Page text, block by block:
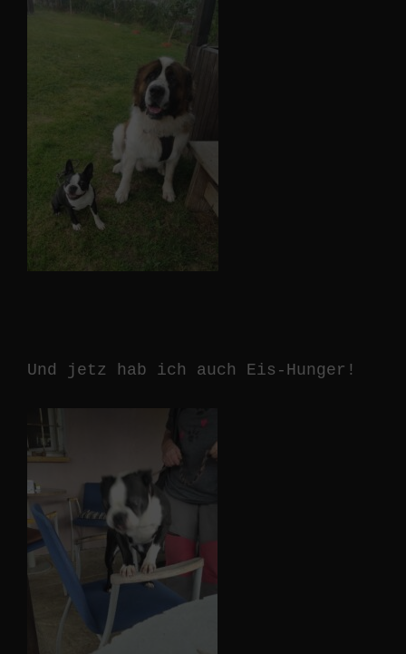
Und jetz hab ich auch Eis-Hunger!